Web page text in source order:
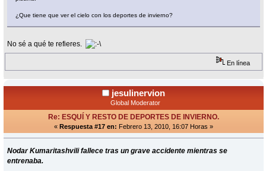
¿Que tiene que ver el cielo con los deportes de invierno?
No sé a qué te refieres.
En línea
jesulinervion
Global Moderator
Re: ESQUÍ Y RESTO DE DEPORTES DE INVIERNO.
« Respuesta #17 en: Febrero 13, 2010, 16:07 Horas »
Nodar Kumaritashvili fallece tras un grave accidente mientras se
entrenaba.